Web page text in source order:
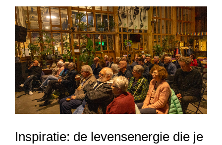
Inspiratie: de levensenergie die je